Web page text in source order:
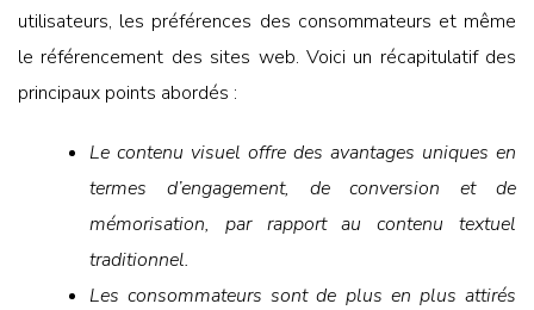
utilisateurs, les préférences des consommateurs et même
le référencement des sites web. Voici un récapitulatif des
principaux points abordés :
Le contenu visuel offre des avantages uniques en
termes d’engagement, de conversion et de
mémorisation, par rapport au contenu textuel
traditionnel.
Les consommateurs sont de plus en plus attirés